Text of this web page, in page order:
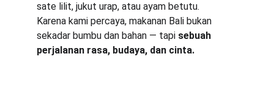
sate lilit, jukut urap, atau ayam betutu.
Karena kami percaya, makanan Bali bukan
sekadar bumbu dan bahan — tapi sebuah
perjalanan rasa, budaya, dan cinta.